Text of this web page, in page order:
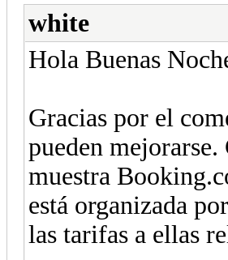
white
Hola Buenas
Gracias por el
pueden
muestra
está organizada
las tarifas a ellas